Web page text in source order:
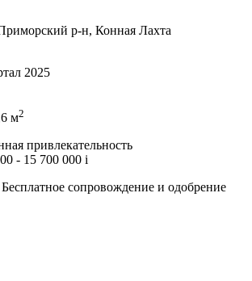
р-н, Конная Лахта
2025
м2
привлекательность
- 15 700 000 i
сопровождение и одобрение